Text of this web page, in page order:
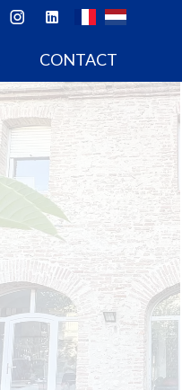
CONTACT